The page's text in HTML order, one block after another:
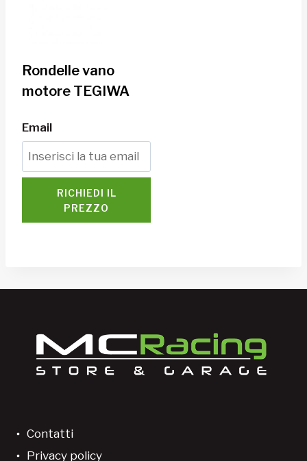
Rondelle vano
motore TEGIWA
Email
RICHIEDI IL
PREZZO
Contatti
Privacy policy